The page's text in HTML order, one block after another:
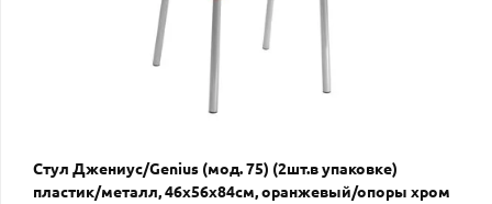
Стул Джениус/Genius (мод. 75) (2шт.в упаковке)
пластик/металл, 46x56x84cм, оранжевый/опоры хром